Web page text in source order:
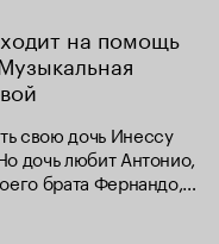
на помощь
свою дочь Инессу
дочь любит Антонио,
брата Фернандо,
Доротея,
к рукам